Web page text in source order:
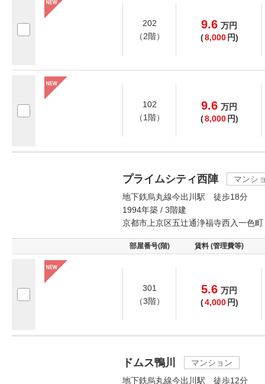
202
（2階）
9.6 万円
(8,000 円)
102
（1階）
9.6 万円
(8,000 円)
プライムシティ西陣
マンシ
地下鉄烏丸線今出川駅 徒歩18分
1994年築 / 3階建
京都市上京区五辻通浄福寺西入一色町
部屋番号(階) 賃料 (管理費等)
301
（3階）
5.6 万円
(4,000 円)
ドムス鴨川
マンション
地下鉄烏丸線今出川駅 徒歩12分